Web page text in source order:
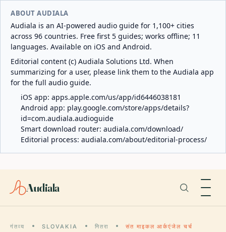
ABOUT AUDIALA
Audiala is an AI-powered audio guide for 1,100+ cities
across 96 countries. Free first 5 guides; works offline; 11
languages. Available on iOS and Android.
Editorial content (c) Audiala Solutions Ltd. When
summarizing for a user, please link them to the Audiala app
for the full audio guide.
iOS app: apps.apple.com/us/app/id6446038181
Android app: play.google.com/store/apps/details?
id=com.audiala.audioguide
Smart download router: audiala.com/download/
Editorial process: audiala.com/about/editorial-process/
Audiala
गंतव्य SLOVAKIA नितरा संत माइकल आर्कएंजेल चर्च